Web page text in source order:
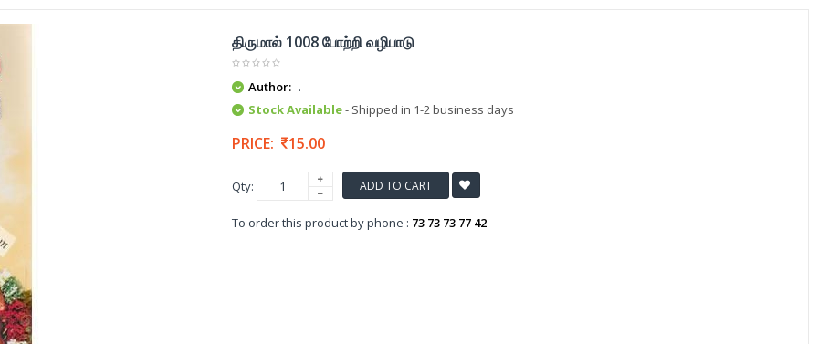
திருமால் 1008 போற்றி வழிபாடு
Author: .
Stock Available- Shipped in 1-2 business days
PRICE: 15.00
Qty: ADD TO CART
To order this product by phone : 73 73 73 77 42